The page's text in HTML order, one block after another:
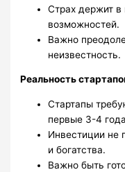
Страх держит в
возможностей.
Важно
неизвестность.
Реальность
Стартапы
первые 3-4
Инвестиции не
и богатства.
Важно быть